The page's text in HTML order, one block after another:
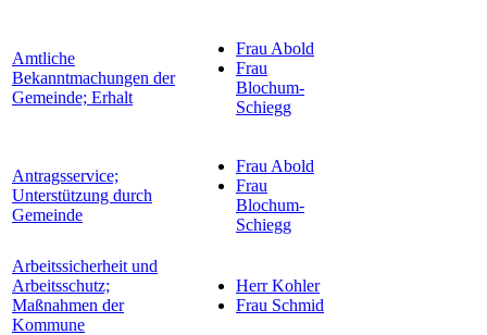
Amtliche
Bekanntmachungen der
Gemeinde; Erhalt
Frau Abold
Frau
Blochum-
Schiegg
Antragsservice;
Unterstützung durch
Gemeinde
Frau Abold
Frau
Blochum-
Schiegg
Arbeitssicherheit und
Arbeitsschutz;
Maßnahmen der
Kommune
Herr Kohler
Frau Schmid